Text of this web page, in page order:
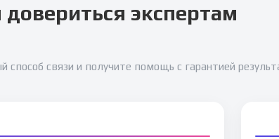
экспертам
способ связи и получите помощь с гарантией